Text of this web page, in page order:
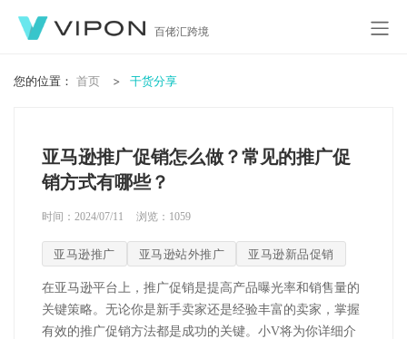
百佬汇跨境
您的位置： 首页 干货分享
亚马逊推广促销怎么做？常见的推广促
销方式有哪些？
时间：2024/07/11 浏览： 1059
亚马逊推广 亚马逊站外推广 亚马逊新品促销
在亚马逊平台上，推广促销是提高产品曝光率和销售量的
关键策略。无论你是新手卖家还是经验丰富的卖家，掌握
有效的推广促销方法都是成功的关键。 小V将为你详细介